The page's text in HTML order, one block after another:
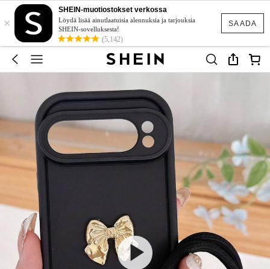
SAADA
×
SHEIN-muotiostokset verkossa
Löydä lisää ainutlaatuisia alennuksia ja tarjouksia
SHEIN-sovelluksesta!
(5,142)